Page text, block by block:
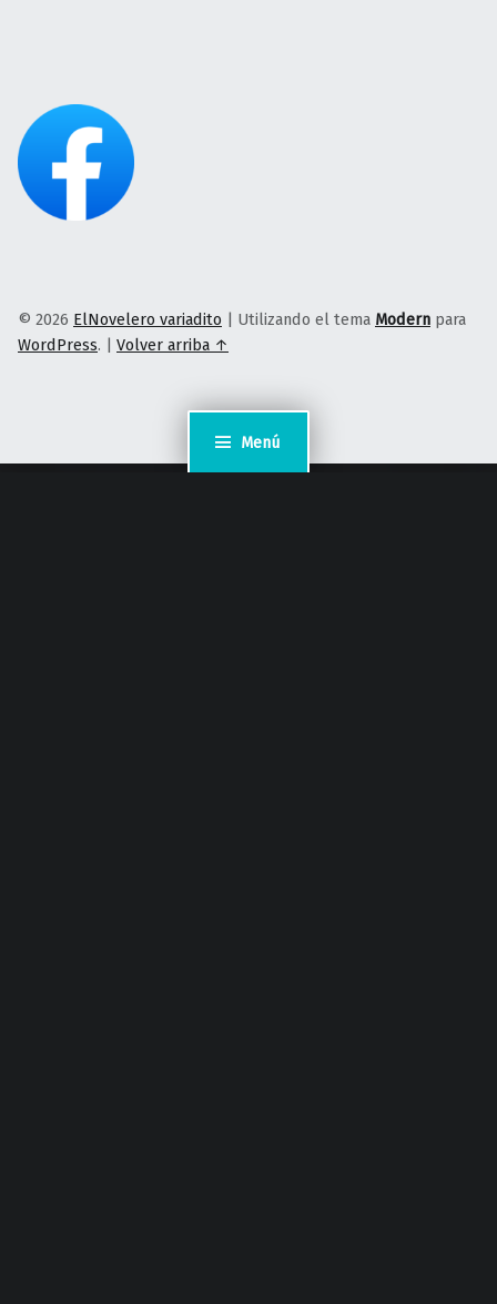
Menú
© 2026 ElNovelero variadito | Utilizando el tema Modern para
WordPress. | Volver arriba ↑